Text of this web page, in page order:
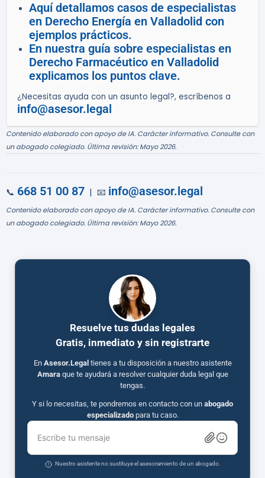
Aquí detallamos casos de especialistas
en Derecho Energía en Valladolid con
ejemplos prácticos.
En nuestra guía sobre especialistas en
Derecho Farmacéutico en Valladolid
explicamos los puntos clave.
¿Necesitas ayuda con un asunto legal?, escríbenos a
info@asesor.legal
Contenido elaborado con apoyo de IA. Carácter informativo. Consulte con
un abogado colegiado. Última revisión: Mayo 2026.
📞 668 51 00 87 | 📧 info@asesor.legal
Contenido elaborado con apoyo de IA. Carácter informativo. Consulte con
un abogado colegiado. Última revisión: Mayo 2026.
Resuelve tus dudas legales
Gratis, inmediato y sin registrarte
En Asesor.Legal tienes a tu disposición a nuestro asistente
Amaraque te ayudará a resolver cualquier duda legal que
tengas.
Y si lo necesitas, te pondremos en contacto con un abogado
especializadopara tu caso.
Escribe tu mensaje
Nuestro asistente no sustituye el asesoramiento de un abogado.